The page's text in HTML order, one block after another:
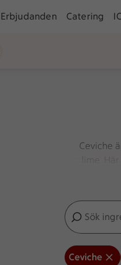
Erbjudanden Catering
Ceviche
lime.
räkor.
Sök
Inga förslag
Ceviche